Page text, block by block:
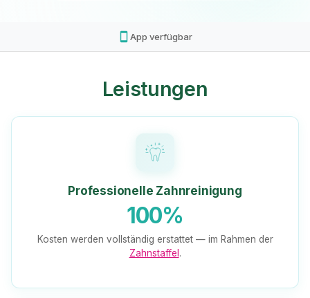
smartphone App verfügbar
Leistungen
Professionelle Zahnreinigung
100%
Kosten werden vollständig erstattet — im Rahmen der
Zahnstaffel .